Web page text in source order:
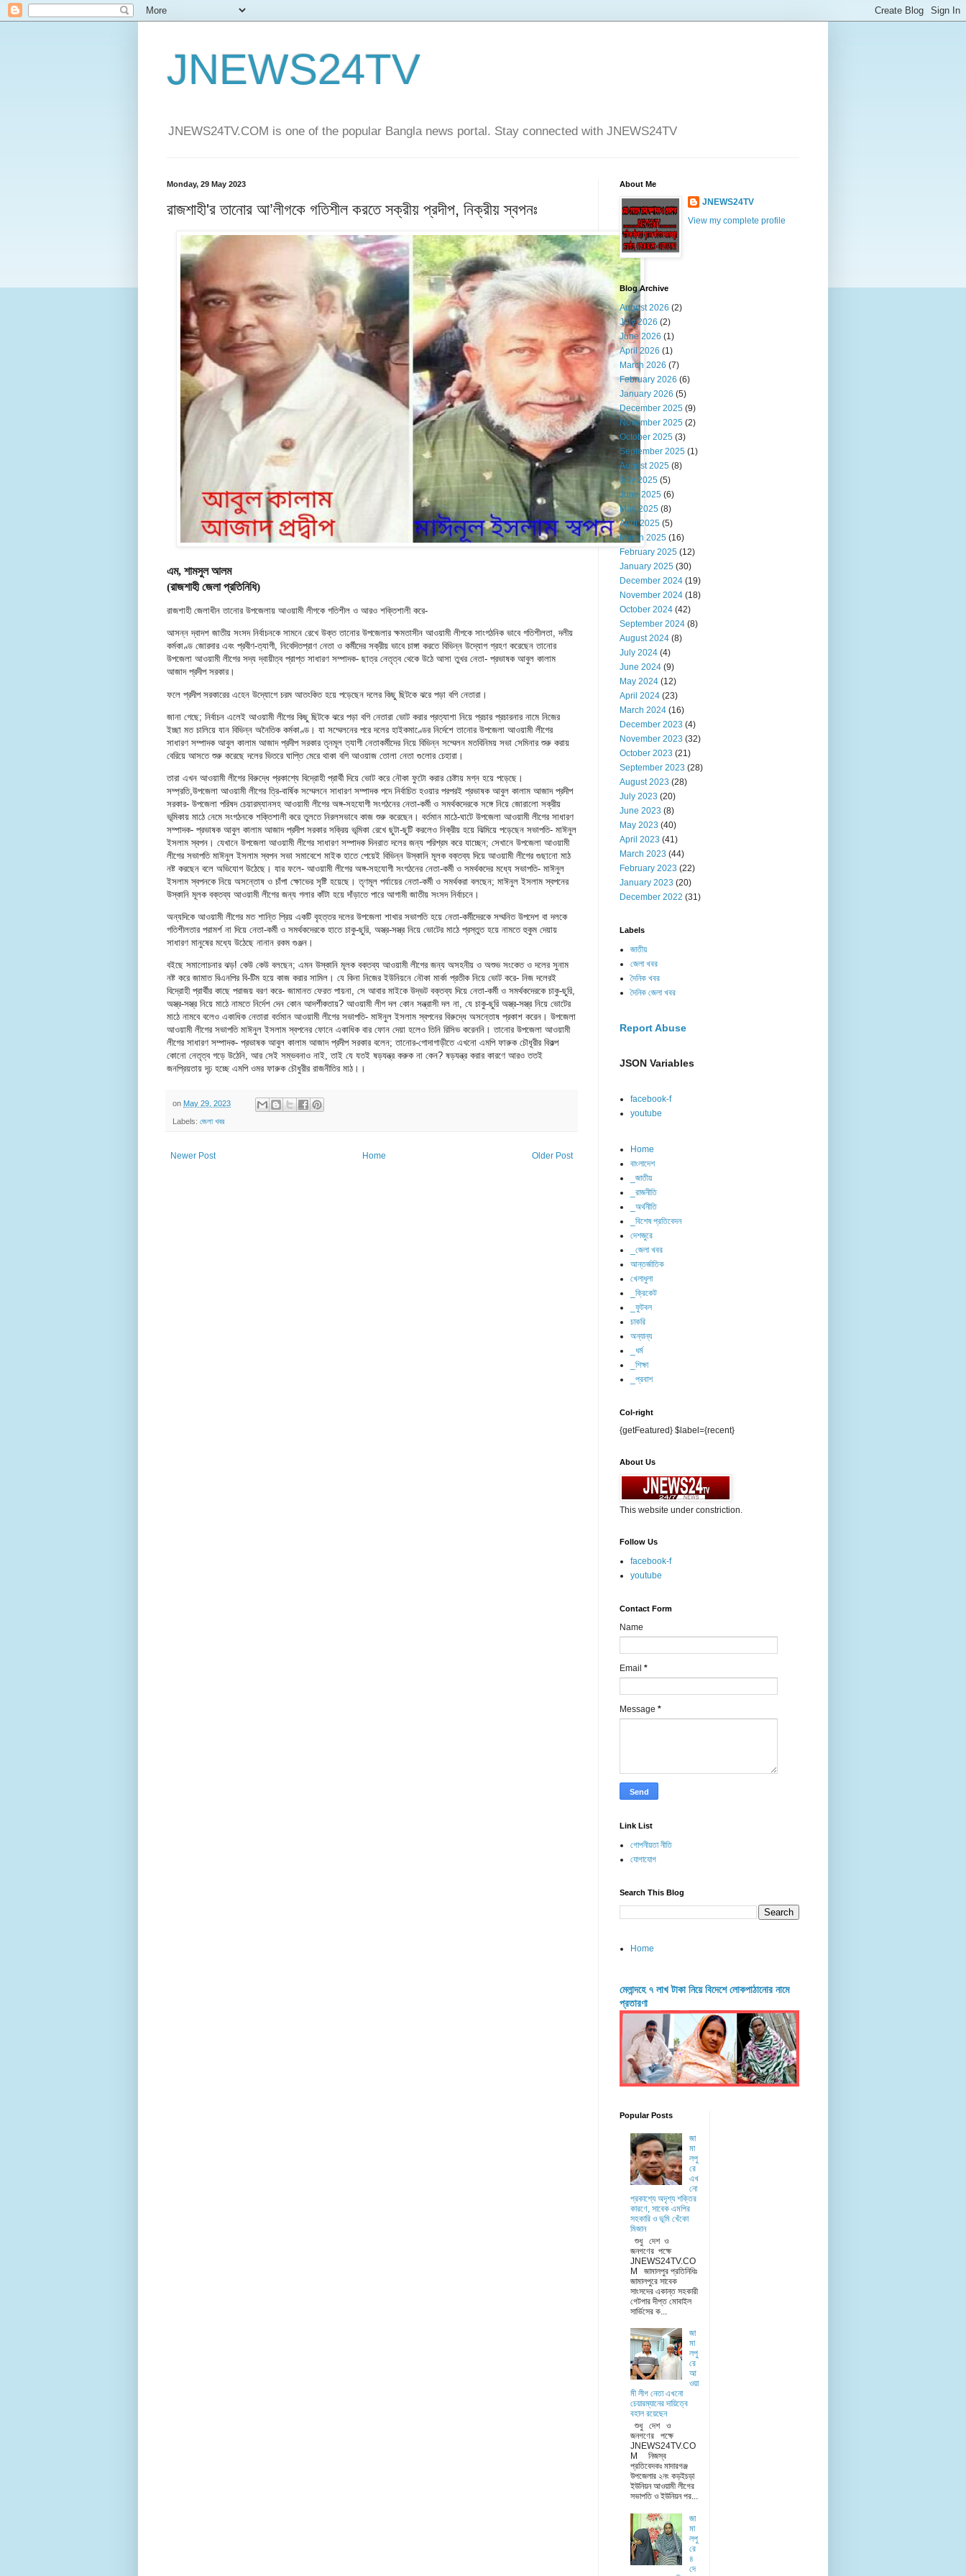
JNEWS24TV
JNEWS24TV.COM is one of the popular Bangla news portal. Stay connected with JNEWS24TV
Monday, 29 May 2023
রাজশাহী'র তানোর আ’লীগকে গতিশীল করতে সক্রীয় প্রদীপ, নিক্রীয় স্বপনঃ
এম, শামসুল আলম
(রাজশাহী জেলা প্রতিনিধি)
রাজশাহী জেলাধীন তানোর উপজেলায় আওয়ামী লীগকে গতিশীল ও আরও শক্তিশালী করে-
আসন্ন দ্বাদশ জাতীয় সংসদ নির্বাচনকে সামনে রেখে উক্ত তানোর উপজেলার ক্ষমতাসীন আওয়ামী লীগকে সাংগঠনিক ভাবে গতিশীলতা, দলীয়
কর্মকাণ্ড জোরদার এবং প্রবীণ-ত্যাগী, নিবেদিতপ্রাণ নেতা ও কর্মীদের সক্রীয় ভাবে চাঙ্গা করতে বিভিন্ন উদ্যোগ গ্রহণ করেছেন তানোর
উপজেলা আওয়ামী লীগের সদ্য দ্বায়ীত্ব প্রাপ্ত সাধারণ সম্পাদক- ছাত্র নেতৃত্ব থেকে উঠে আসা তুখর নেতা- প্রভাষক আবুল কালাম
আজাদ প্রদীপ সরকার।
ফলে প্রদীপ সরকারের এহেন উদ্যোগে চরম আতংকিত হয়ে পড়েছেন দলের কিছু ছিটকে ঝরে পড়া বগি নেতারা।
জানা গেছে; নির্বাচন এলেই আওয়ামী লীগের কিছু ছিটকে ঝরে পড়া বগি নেতারা ভোট করার প্রত্যাশা নিয়ে প্রচার প্রচারনার নামে নিজের
ইচ্ছা মত চালিয়ে যান বিভিন্ন অনৈতিক কর্মকাণ্ড। যা সম্মেলনের পরে দলের হাইকমাণ্ডের নির্দেশে তানোর উপজেলা আওয়ামী লীগের
সাধারণ সম্পাদক আবুল কালাম আজাদ প্রদীপ সরকার তৃনমূল ত্যাগী নেতাকর্মীদের নিয়ে বিভিন্ন সম্মেলন মতবিনিময় সভা সেমিনার শুরু করায়
বেরিয়ে আসতে শুরু করেছে দলের ভিতরে ঘাপ্তি মেরে থাকা বগি আওয়াজ তোলা নেতা গুলোর চেহারা।
তারা এখন আওয়ামী লীগের বিরুদ্ধে প্রকাশ্যে বিদ্রোহী প্রার্থী দিয়ে ভোট করে নৌকা ফুটো করার চেষ্টায় মগ্ন হয়ে পড়েছে।
সম্প্রতি,উপজেলা আওয়ামী লীগের ত্রি-বার্ষিক সম্মেলনে সাধারণ সম্পাদক পদে নির্বাচিত হওয়ার পরপরই প্রভাষক আবুল কালাম আজাদ প্রদীপ
সরকার- উপজেলা পরিষদ চেয়ারম্যানসহ আওয়ামী লীগের অঙ্গ-সহযোগী সংগঠনের নেতা-কর্মী ও সমর্থকদেরকে সঙ্গে নিয়ে জোরালো সক্রীয়
ভূমিকায় মাঠে নেমে সংগঠনকে শক্তিশালী করে তুলতে নিরলসভাবে কাজ শুরু করেছেন। বর্তমান মাঠে-ঘাটে উপজেলা আওয়ামী লীগের সাধারণ
সম্পাদক- প্রভাষক আবুল কালাম আজাদ প্রদীপ সরকার সক্রিয় ভূমিকা রেখে ছুটা-ছুটি করলেও নিক্রীয় হয়ে ঝিমিয়ে পড়েছেন সভাপতি- মাঈনুল
ইসলাম স্বপন। যেখানে উপজেলা আওয়ামী লীগের সাধারণ সম্পাদক দিনরাত দলের জন্য পরিশ্রম করে যাচ্ছেন; সেখানে উপজেলা আওয়ামী
লীগের সভাপতি মাঈনুল ইসলাম স্বপন সভা সমাবেশে মাইক হাতে পেয়েই বিভিন্ন উস্কানি মূলক বক্তব্য দিয়ে আওয়ামী লীগের গুছানো মাঠ
নষ্ট করছেন বলে অভিযোগ উঠেছে। যার ফলে- আওয়ামী লীগের অঙ্গ-সহযোগী সংগঠনের নেতা-কর্মী ও সমর্থকদের মধ্যে সভাপতি- মাঈনুল
ইসলাম স্বপনকে নিয়ে অসন্তোষ ও চাঁপা ক্ষোভের সৃষ্টি হয়েছে। তৃণমূল পর্যায়ের নেতা-কর্মী ও সমর্থকরা বলছেন; মাঈনুল ইসলাম স্বপনের
উস্কানি মূলক বক্তব্য আওয়ামী লীগের জন্য গলার কাঁটা হয়ে দাঁড়াতে পারে আগামী জাতীয় সংসদ নির্বাচনে।
অন্যদিকে আওয়ামী লীগের মত শান্তি প্রিয় একটি বৃহত্তর দলের উপজেলা শাখার সভাপতি হয়ে নেতা-কর্মীদেরকে সম্মনিত উপদেশ বা দলকে
গতিশীলতার পরামর্শ না দিয়ে নেতা-কর্মী ও সমর্থকদেরকে হাতে চাকু-ছুরি, অস্ত্র-সস্ত্র নিয়ে ভোটের মাঠে প্রস্তুত হয়ে নামতে হুকুম দেয়ায়
সাধারণ মানুষের মধ্যে উঠেছে নানান রকম গুঞ্জন।
বইছে সমালোচনার ঝড়! কেউ কেউ বলছেন; এমন উস্কানি মূলক বক্তব্য আওয়ামী লীগের জন্য অসহনীয় ও অশুভ সংকেত ও দলের সুনাম
নষ্ট করে জামাত বিএনপির বি-টিম হয়ে কাজ করার সামিল। যে কিনা নিজের ইউনিয়নে নৌকা মার্কা প্রতীক নিয়ে ভোট করে- নিজ দলেরই
বিদ্রোহী প্রার্থীর কাছে পরাজয় বরণ করে- জামানত ফেরত পায়না, সে আবার মাইকে উদ্ভট বক্তব্য দিয়ে নেতা-কর্মী ও সমর্থকদেরকে চাকু-ছুরি,
অস্ত্র-সস্ত্র নিয়ে মাঠে নামতে নির্দেশ দেন কোন আদর্শীকতায়? আওয়ামী লীগ দল কোন সন্ত্রাসী দল না, যে চাকু-ছুরি অস্ত্র-সস্ত্র নিয়ে ভোটের
মাঠে নামবে বলেও একাধিক নেতারা বর্তমান আওয়ামী লীগের সভাপতি- মাঈনুল ইসলাম স্বপনের বিরুদ্ধে অসন্তোষ প্রকাশ করেন। উপজেলা
আওয়ামী লীগের সভাপতি মাঈনুল ইসলাম স্বপনের ফোনে একাধিক বার ফোন দেয়া হলেও তিনি রিসিভ করেননি। তানোর উপজেলা আওয়ামী
লীগের সাধারণ সম্পাদক- প্রভাষক আবুল কালাম আজাদ প্রদীপ সরকার বলেন; তানোর-গোদাগাড়ীতে এখনো এমপি ফারুক চৌধূরীর বিকল্প
কোনো নেতৃত্ব গড়ে উঠেনি, আর সেই সম্ভবনাও নাই, তাই যে যতই ষড়যন্ত্র করুক না কেন? ষড়যন্ত্র করার কারণে আরও ততই
জনপ্রিয়তায় দৃঢ় হচ্ছে এমপি ওমর ফারুক চৌধুরীর রাজনীতির মাঠ।।
on May 29, 2023
Labels: জেলা খবর
Newer Post Older Post
Home
About Me
JNEWS24TV
View my complete profile
Blog Archive
August 2026 (2)
July 2026 (2)
June 2026 (1)
April 2026 (1)
March 2026 (7)
February 2026 (6)
January 2026 (5)
December 2025 (9)
November 2025 (2)
October 2025 (3)
September 2025 (1)
August 2025 (8)
July 2025 (5)
June 2025 (6)
May 2025 (8)
April 2025 (5)
March 2025 (16)
February 2025 (12)
January 2025 (30)
December 2024 (19)
November 2024 (18)
October 2024 (42)
September 2024 (8)
August 2024 (8)
July 2024 (4)
June 2024 (9)
May 2024 (12)
April 2024 (23)
March 2024 (16)
December 2023 (4)
November 2023 (32)
October 2023 (21)
September 2023 (28)
August 2023 (28)
July 2023 (20)
June 2023 (8)
May 2023 (40)
April 2023 (41)
March 2023 (44)
February 2023 (22)
January 2023 (20)
December 2022 (31)
Labels
জাতীয়
জেলা খবর
দৈনিক খবর
দৈনিক জেলা খবর
Report Abuse
JSON Variables
facebook-f
youtube
Home
বাংলাদেশ
_জাতীয়
_রাজনীতি
_অর্থনীতি
_বিশেষ প্রতিবেদন
দেশজুরে
_জেলা খবর
আন্তর্জাতিক
খেলাধুলা
_ক্রিকেট
_ফুটবল
চাকরি
অন্যান্য
_ধর্ম
_শিক্ষা
_প্রবাশ
Col-right
{getFeatured} $label={recent}
About Us
This website under constriction.
Follow Us
facebook-f
youtube
Contact Form
Name
Email *
Message *
Link List
গোপনীয়তা নীতি
যোগাযোগ
Search This Blog
Home
মেলান্দহে ৭ লাখ টাকা নিয়ে বিদেশে লোকপাঠানোর নামে
প্রতারণা
Popular Posts
জা
মা
লপু
রে
এখ
নো
প্রকাশ্যে অদৃশ্য শক্তির
কারণে, সাবেক এমপির
সহকারি ও ভূমি খেঁকো
মিজান
শুধু দেশ ও
জনগণের পক্ষে
JNEWS24TV.CO
M জামালপুর প্রতিনিধিঃ
জামালপুরে সাবেক
সাংসদের একান্ত সহকারী
গেটপার দীপ্ত মোবাইল
সার্ভিসের ক...
জা
মা
লপু
রে
আ
ওয়া
মী লীগ নেতা এখনো
চেয়ারম্যানের দায়িত্বে
বহাল রয়েছেন
শুধু দেশ ও
জনগণের পক্ষে
JNEWS24TV.CO
M নিজস্ব
প্রতিবেদকঃ মাদারগঞ্জ
উপজেলার ২নং কড়ইচড়া
ইউনিয়ন আওয়ামী লীগের
সভাপতি ও ইউনিয়ন পর...
জা
মা
লপু
রে
৪
দে